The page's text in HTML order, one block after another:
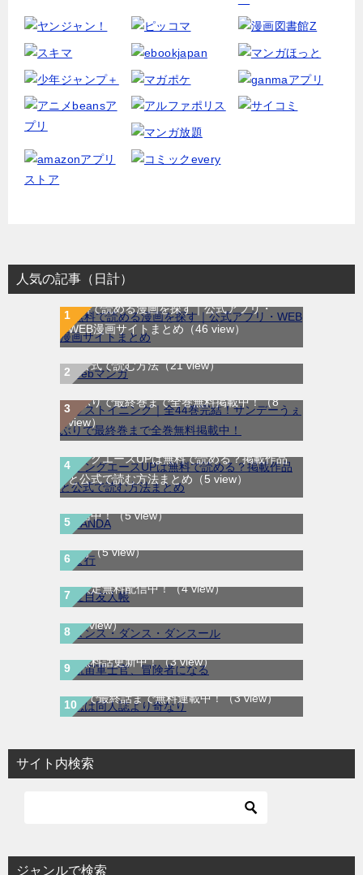
人気の記事（日計）
無料で読める漫画を探す｜公式アプリ・
WEB漫画サイトまとめ （46 view）
WEB漫画サイト一覧｜ブラウザで無料漫画
を公式で読む方法（21 view）
ラストイニング｜全44巻完結！サンデーう
ぇぶりで最終巻まで全巻無料掲載中！（8
view）
ヤングエースUPは無料で読める？掲載作品
と公式で読む方法まとめ （5 view）
SANDA｜最新刊第3巻！マンガBANGで無料
配信中！（5 view）
ま行（5 view）
夏目友人帳｜最新刊30巻！マンガParkで期
間限定無料配信中！（4 view）
ダンス・ダンス・ダンスール｜最新刊第25
巻！全話無料で読める公式マンガアプリ！
（3 view）
航宙軍士官、冒険者になる｜最新刊第6巻！
第5巻まで無料で読めるマンガアプリ！※順
次無料話更新中！（3 view）
恋は同人誌より奇なり｜全3巻完結！マンガ
UP!で最終話まで無料連載中！（3 view）
サイト内検索
ジャンルで検索